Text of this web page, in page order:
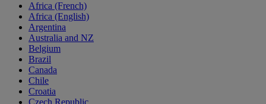
Africa (French)
Africa (English)
Argentina
Australia and NZ
Belgium
Brazil
Canada
Chile
Croatia